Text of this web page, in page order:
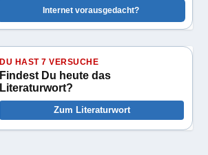
Internet vorausgedacht?
DU HAST 7 VERSUCHE
Findest Du heute das
Literaturwort?
Zum Literaturwort